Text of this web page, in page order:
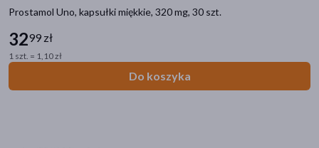
Prostamol Uno, kapsułki miękkie, 320 mg, 30 szt.
3299 zł
1 szt. = 1,10 zł
Do koszyka